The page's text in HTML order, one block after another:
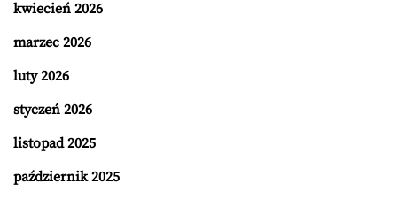
kwiecień 2026
marzec 2026
luty 2026
styczeń 2026
listopad 2025
październik 2025